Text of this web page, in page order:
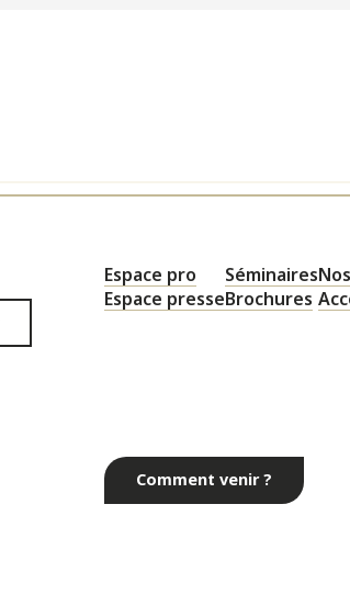
Espace pro
Espace presse
Séminaires
Brochures
Comment venir ?